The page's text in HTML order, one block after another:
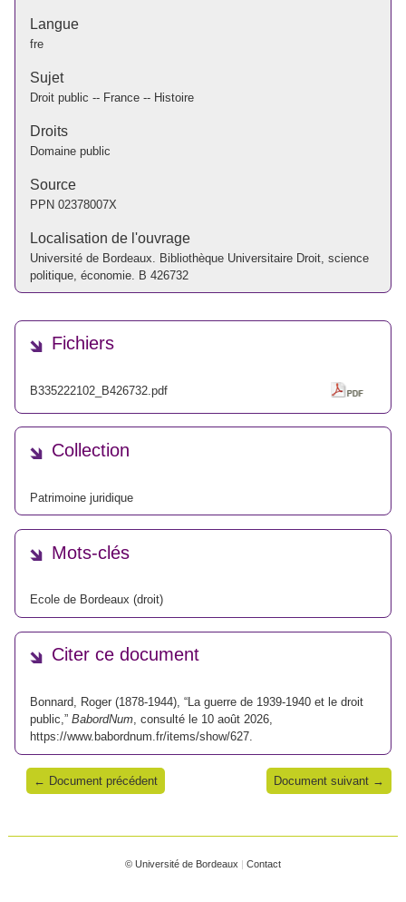
Langue
fre
Sujet
Droit public -- France -- Histoire
Droits
Domaine public
Source
PPN 02378007X
Localisation de l'ouvrage
Université de Bordeaux. Bibliothèque Universitaire Droit, science
politique, économie. B 426732
Fichiers
B335222102_B426732.pdf
Collection
Patrimoine juridique
Mots-clés
Ecole de Bordeaux (droit)
Citer ce document
Bonnard, Roger (1878-1944), “La guerre de 1939-1940 et le droit
public,” BabordNum , consulté le 10 août 2026,
https://www.babordnum.fr/items/show/627
← Document précédent Document suivant →
© Université de Bordeaux | Contact